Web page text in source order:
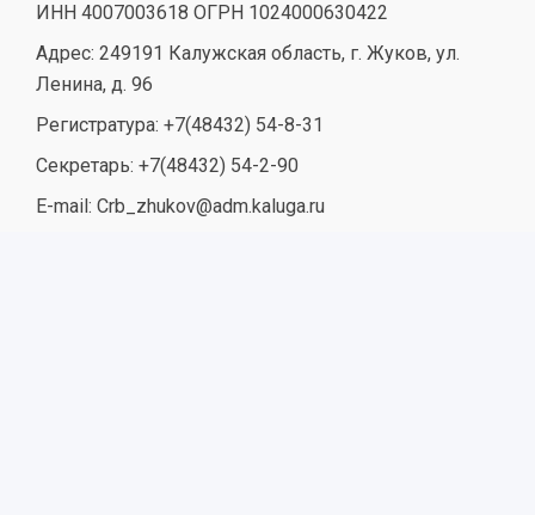
ИНН 4007003618 ОГРН 1024000630422
Адрес: 249191 Калужская область, г. Жуков, ул.
Ленина, д. 96
Регистратура: +7(48432) 54-8-31
Секретарь: +7(48432) 54-2-90
E-mail: Crb_zhukov@adm.kaluga.ru